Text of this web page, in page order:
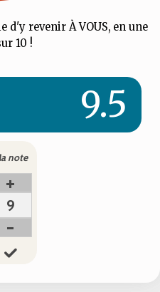
d'y revenir À VOUS, en une
10 !
9.5
note
+
9
-